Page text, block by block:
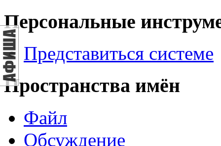
Персональные
Представиться системе
Пространства имён
Файл
Обсуждение